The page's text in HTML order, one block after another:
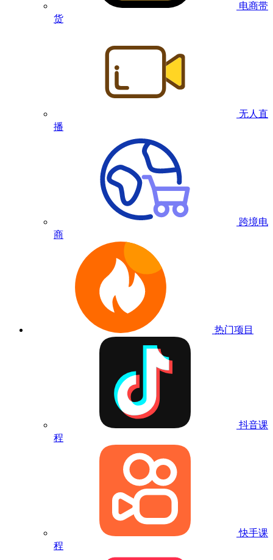
电商带
货
无人直
播
跨境电
商
热门项目
抖音课
程
快手课
程